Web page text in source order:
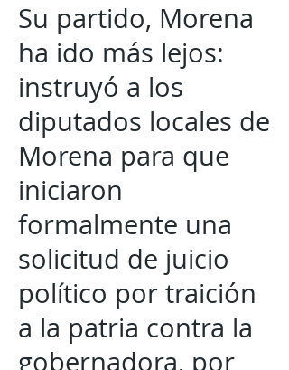
Su partido, Morena
ha ido más lejos:
instruyó a los
diputados locales de
Morena para que
iniciaron
formalmente una
solicitud de juicio
político por traición
a la patria contra la
gobernadora, por